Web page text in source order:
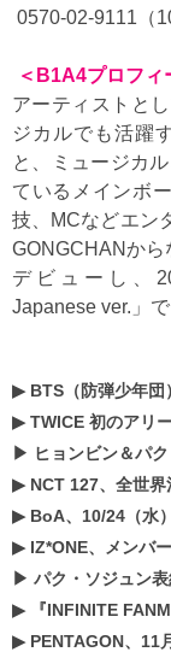
0570-02-9111（
＜B1A4プロフィ
アーティストと
ジカルでも活躍
と、ミュージカ
ているメインボ
技、MCなどエン
GONGCHANから
デビューし、
Japanese ver.」
▶ BTS（防弾少年
▶TWICE 初のアリーナツアー完走！「東
▶ ヒョンビン＆パク・
▶ NCT 127、全世界注目の
▶ BoA、10/24（水
▶ IZ*ONE、メンバ
▶ パク・ソジュン表紙
▶
『INFINITE
▶ PENTAGON、11